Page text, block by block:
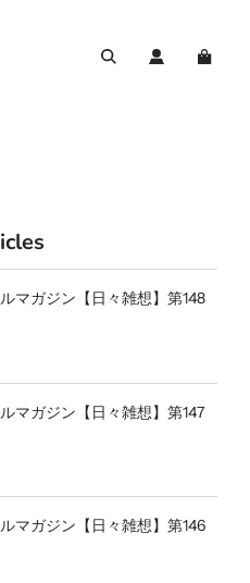
マガジン【日々雑想】第148
マガジン【日々雑想】第147
マガジン【日々雑想】第146